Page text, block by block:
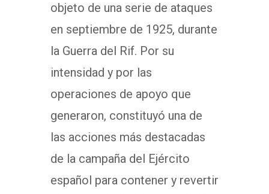
objeto de una serie de ataques
en septiembre de 1925, durante
la Guerra del Rif. Por su
intensidad y por las
operaciones de apoyo que
generaron, constituyó una de
las acciones más destacadas
de la campaña del Ejército
español para contener y revertir